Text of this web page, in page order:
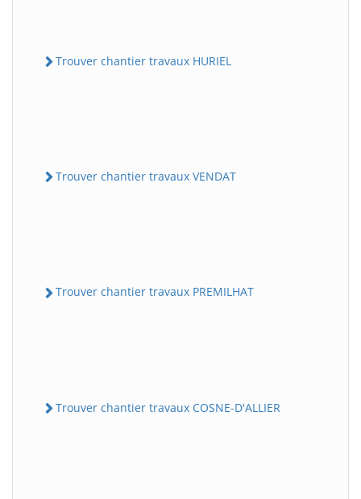
Trouver chantier travaux HURIEL
Trouver chantier travaux VENDAT
Trouver chantier travaux PREMILHAT
Trouver chantier travaux COSNE-D'ALLIER